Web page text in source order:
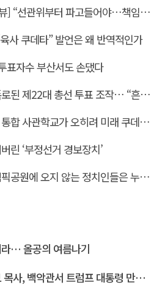
[이인호 교수 인터뷰] “선관위부터 파고들어야…책임자 직접 고발하라”
사 쿠데타” 발언은 왜 반역적인가
표자수 부산서도 손댔다
[박다니엘 칼럼] 폭로된 제22대 총선 투표 조작… “흔들리는 가짜 국회의원들”
[박필규 안보칼럼] 통합 사관학교가 오히려 미래 쿠데타의 통로가 되는 이유
린 ‘부정선거 경보장치’
[조양건 칼럼] 올림픽공원에 오지 않는 정치인들은 누구인가
… 올공의 여름나기
사, 백악관서 트럼프 대통령 만났다